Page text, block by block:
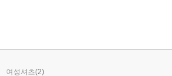
여성셔츠(2)